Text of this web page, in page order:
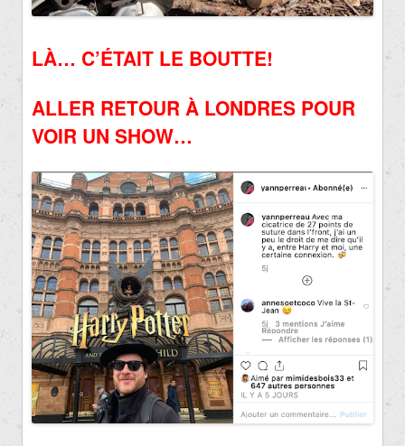
LÀ… C’ÉTAIT LE BOUTTE!
ALLER RETOUR À LONDRES POUR
VOIR UN SHOW…